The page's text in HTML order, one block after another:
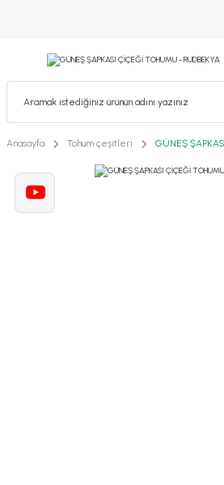
Anasayfa Tohum çeşitleri GÜNEŞ